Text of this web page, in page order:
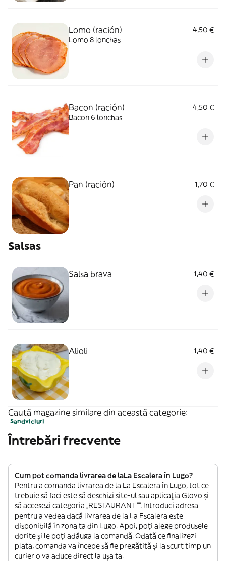
Lomo (ración)
4,50 €
Lomo 8 lonchas
Bacon (ración)
4,50 €
Bacon 6 lonchas
Pan (ración) 1,70 €
Salsas
Salsa brava 1,40 €
Alioli 1,40 €
Caută magazine similare din această categorie:
Sandviciuri
Întrebări frecvente
Cum pot comanda livrarea de laLa Escalera în Lugo?
Pentru a comanda livrarea de la La Escalera în Lugo, tot ce
trebuie să faci este să deschizi site-ul sau aplicația Glovo și
să accesezi categoria „RESTAURANT””. Introduci adresa
pentru a vedea dacă livrarea de la La Escalera este
disponibilă în zona ta din Lugo. Apoi, poți alege produsele
dorite și le poți adăuga la comandă. Odată ce finalizezi
plata, comanda va începe să fie pregătită și la scurt timp un
curier o va aduce direct la ușa ta.